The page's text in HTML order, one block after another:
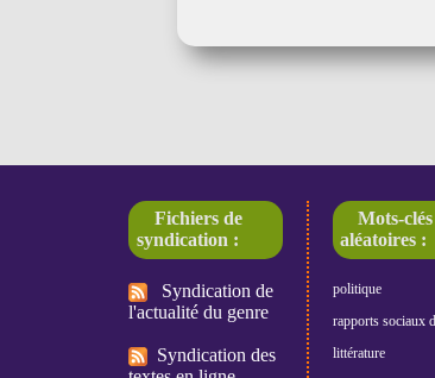
Fichiers de
syndication :
Syndication de
l'actualité du genre
Syndication des
Mots-clés
aléatoires :
politique
rapports sociaux
littérature